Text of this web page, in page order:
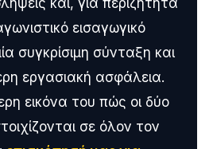
εισαγωγικό
συγκρίσιμη σύνταξη και
εργασιακή ασφάλεια.
εικόνα του πώς οι δύο
σε όλον τον